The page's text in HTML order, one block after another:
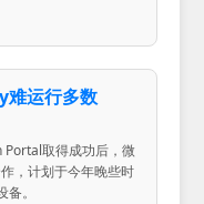
难运行多数
Portal取得成功后，微
，计划于今年晚些时
。